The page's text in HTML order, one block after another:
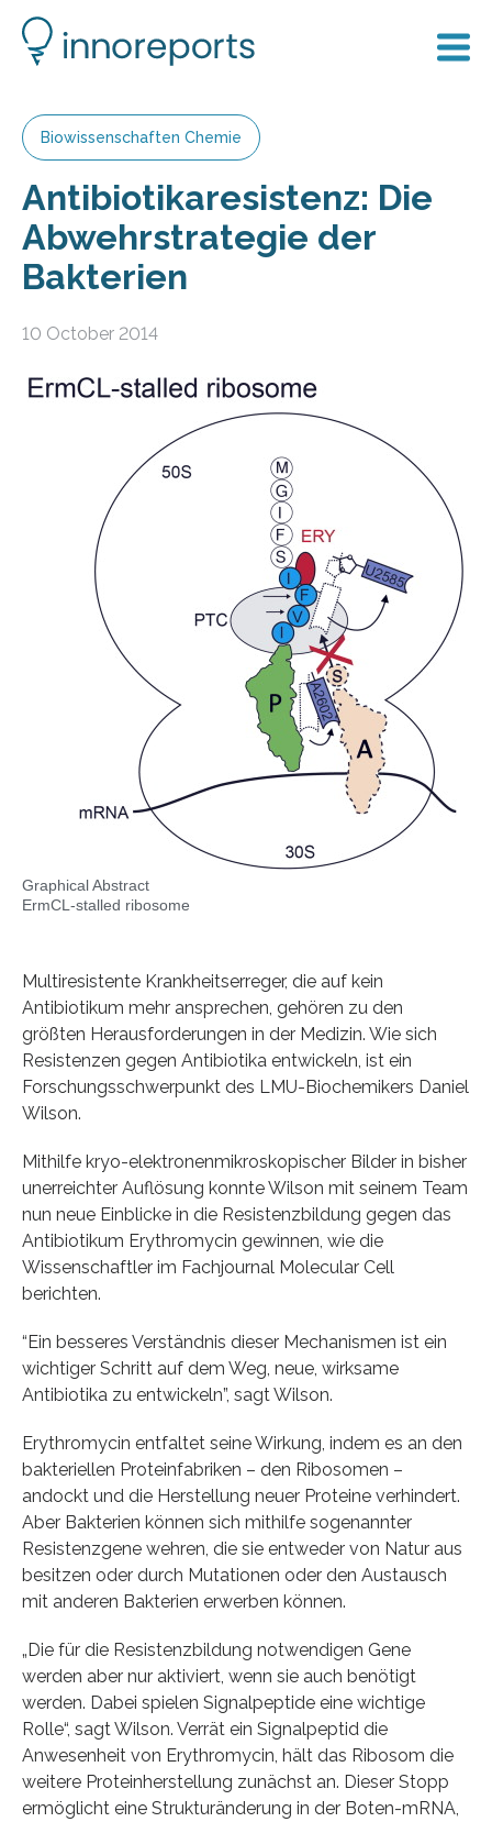
Biowissenschaften Chemie
Antibiotikaresistenz: Die
Abwehrstrategie der
Bakterien
10 October 2014
Graphical Abstract
ErmCL-stalled ribosome
Multiresistente Krankheitserreger, die auf kein
Antibiotikum mehr ansprechen, gehören zu den
größten Herausforderungen in der Medizin. Wie sich
Resistenzen gegen Antibiotika entwickeln, ist ein
Forschungsschwerpunkt des LMU-Biochemikers Daniel
Wilson.
Mithilfe kryo-elektronenmikroskopischer Bilder in bisher
unerreichter Auflösung konnte Wilson mit seinem Team
nun neue Einblicke in die Resistenzbildung gegen das
Antibiotikum Erythromycin gewinnen, wie die
Wissenschaftler im Fachjournal Molecular Cell
berichten.
“Ein besseres Verständnis dieser Mechanismen ist ein
wichtiger Schritt auf dem Weg, neue, wirksame
Antibiotika zu entwickeln”, sagt Wilson.
Erythromycin entfaltet seine Wirkung, indem es an den
bakteriellen Proteinfabriken – den Ribosomen –
andockt und die Herstellung neuer Proteine verhindert.
Aber Bakterien können sich mithilfe sogenannter
Resistenzgene wehren, die sie entweder von Natur aus
besitzen oder durch Mutationen oder den Austausch
mit anderen Bakterien erwerben können.
„Die für die Resistenzbildung notwendigen Gene
werden aber nur aktiviert, wenn sie auch benötigt
werden. Dabei spielen Signalpeptide eine wichtige
Rolle“, sagt Wilson. Verrät ein Signalpeptid die
Anwesenheit von Erythromycin, hält das Ribosom die
weitere Proteinherstellung zunächst an. Dieser Stopp
ermöglicht eine Strukturänderung in der Boten-mRNA,